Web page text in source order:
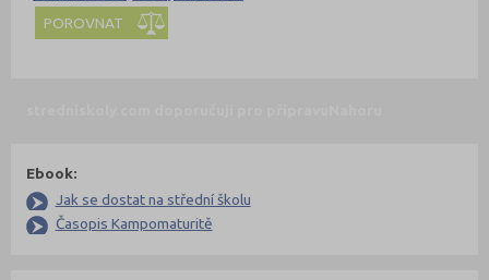
POROVNAT
Ebook:
Jak se dostat na střední školu
Časopis Kampomaturitě